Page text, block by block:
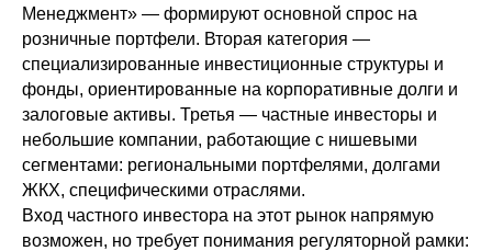
Менеджмент» — формируют основной спрос на
розничные портфели. Вторая категория —
специализированные инвестиционные структуры и
фонды, ориентированные на корпоративные долги и
залоговые активы. Третья — частные инвесторы и
небольшие компании, работающие с нишевыми
сегментами: региональными портфелями, долгами
ЖКХ, специфическими отраслями.
Вход частного инвестора на этот рынок напрямую
возможен, но требует понимания регуляторной рамки: